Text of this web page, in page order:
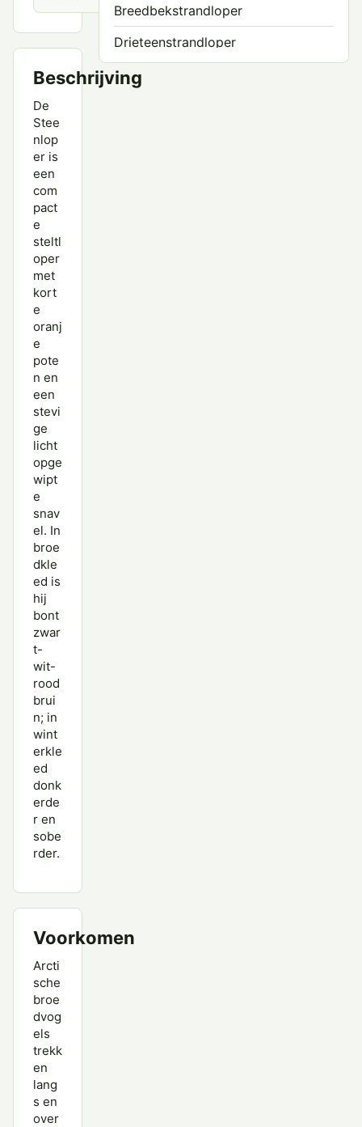
Beschrijving
De
Stee
nlop
er is
een
com
pact
e
steltl
oper
met
kort
e
oranj
e
pote
n en
een
stevi
ge
licht
opge
wipt
e
snav
el. In
broe
dkle
ed is
hij
bont
zwar
t-
wit-
rood
brui
n; in
wint
erkle
ed
donk
erde
r en
sobe
rder.
Voorkomen
Arcti
sche
broe
dvog
els
trekk
en
lang
s en
over
Breedbekstrandloper
Drieteenstrandloper
Grauwe Franjepoot